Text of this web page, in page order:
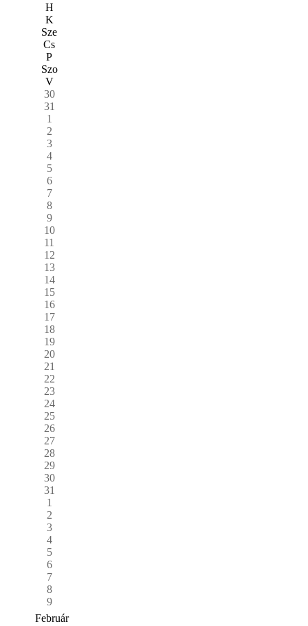
H
K
Sze
Cs
P
Szo
V
30
31
1
2
3
4
5
6
7
8
9
10
11
12
13
14
15
16
17
18
19
20
21
22
23
24
25
26
27
28
29
30
31
1
2
3
4
5
6
7
8
9
Február